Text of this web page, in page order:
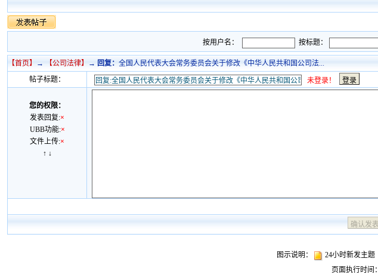
按用户名： 按标题：
【首页】 → 【公司法律】 → 回复：全国人民代表大会常务委员会关于修改《中华人民共和国公司法...
帖子标题：
未登录！
您的权限：
发表回复:×
UBB功能:×
文件上传:×
↑ ↓
图示说明： 24小时新发主题
页面执行时间：